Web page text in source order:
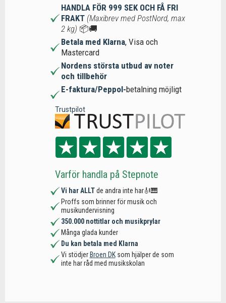
HANDLA FÖR 999 SEK OCH FÅ FRI
FRAKT (Maxibrev med PostNord, max
2 kg) 📦🚚
Betala med Klarna, Visa och
Mastercard
Nordens största utbud av noter
och tillbehör
E-faktura/Peppol-betalning möjligt
Trustpilot
Varför handla på Stepnote
Vi har ALLTde andra inte har🎻🎹
Proffs som brinner för musik och
musikundervisning
350.000 nottitlar och musikprylar
Många glada kunder
Du kan betala med Klarna
Vi stödjer Broen DKsom hjälper de som
inte har råd med musikskolan